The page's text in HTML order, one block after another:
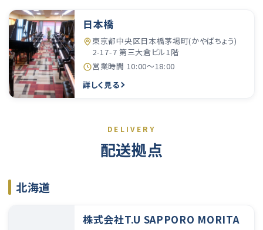
日本橋
東京都中央区日本橋茅場町(かやばちょう)
2-17-7 第三大倉ビル1階
営業時間 10:00〜18:00
詳しく見る
DELIVERY
配送拠点
北海道
株式会社T.U SAPPORO MORITA